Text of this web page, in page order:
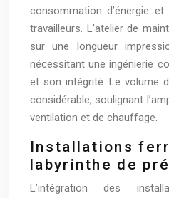
consommation d’énergie
travailleurs. L’atelier de
sur une longueur
nécessitant une ingénierie
et son intégrité. Le volume
considérable, soulignant
ventilation et de chauffage.
Installations
labyrinthe de
L’intégration des